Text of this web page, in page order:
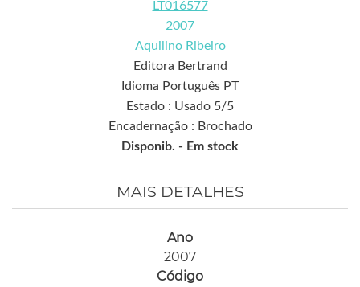
LT016577
2007
Aquilino Ribeiro
Editora Bertrand
Idioma Português PT
Estado : Usado 5/5
Encadernação : Brochado
Disponib. - Em stock
MAIS DETALHES
Ano
2007
Código